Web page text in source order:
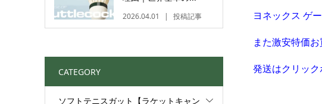
ヨネックス ゲ
また激安特価
発送はクリック
2026.04.01 投稿記事
CATEGORY
ソフトテニスガット【ラケットキャン